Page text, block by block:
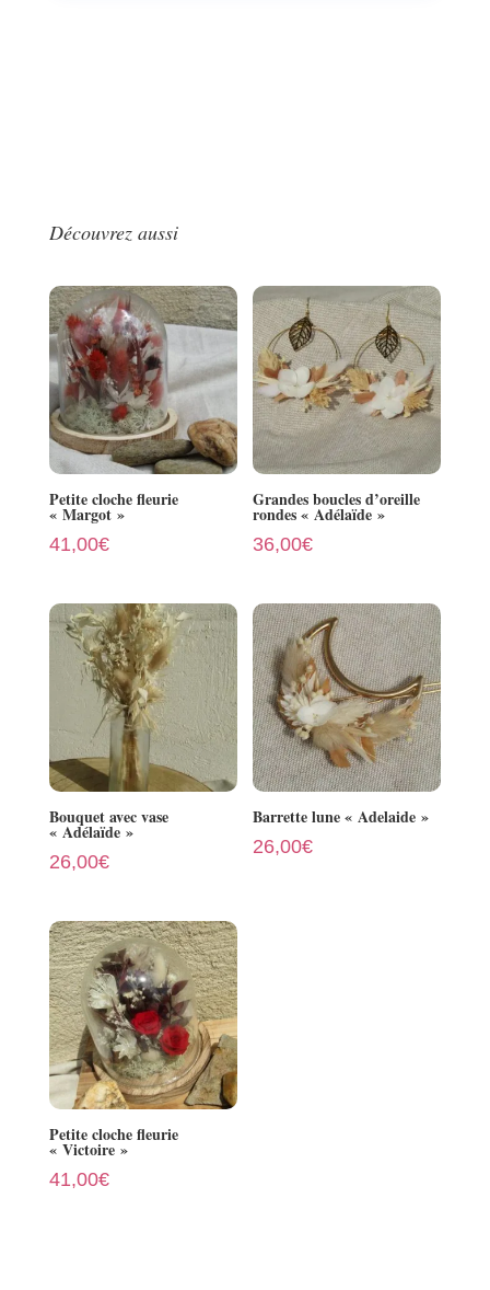
Découvrez aussi
Petite cloche fleurie
« Margot »
41,00€
Grandes boucles d’oreille
rondes « Adélaïde »
36,00€
Bouquet avec vase
« Adélaïde »
26,00€
Barrette lune « Adelaide »
26,00€
Petite cloche fleurie
« Victoire »
41,00€